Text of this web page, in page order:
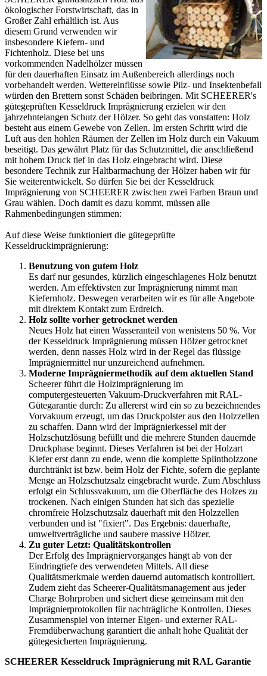
ökologischer Forstwirtschaft, das in
Großer Zahl erhältlich ist. Aus
diesem Grund verwenden wir
insbesondere Kiefern- und
Fichtenholz. Diese bei uns
vorkommenden Nadelhölzer müssen
für den dauerhaften Einsatz im Außenbereich allerdings noch
vorbehandelt werden. Wettereinflüsse sowie Pilz- und Insektenbefall
würden den Brettern sonst Schäden beibringen. Mit SCHEERER's
gütegeprüften Kesseldruck Imprägnierung erzielen wir den
jahrzehntelangen Schutz der Hölzer. So geht das vonstatten: Holz
besteht aus einem Gewebe von Zellen. Im ersten Schritt wird die
Luft aus den hohlen Räumen der Zellen im Holz durch ein Vakuum
beseitigt. Das gewährt Platz für das Schutzmittel, die anschließend
mit hohem Druck tief in das Holz eingebracht wird. Diese
besondere Technik zur Haltbarmachung der Hölzer haben wir für
Sie weiterentwickelt. So dürfen Sie bei der Kesseldruck
Imprägnierung von SCHEERER zwischen zwei Farben Braun und
Grau wählen. Doch damit es dazu kommt, müssen alle
Rahmenbedingungen stimmen:
Auf diese Weise funktioniert die gütegeprüfte
Kesseldruckimprägnierung:
Benutzung von gutem Holz
Es darf nur gesundes, kürzlich eingeschlagenes Holz benutzt
werden. Am effektivsten zur Imprägnierung nimmt man
Kiefernholz. Deswegen verarbeiten wir es für alle Angebote
mit direktem Kontakt zum Erdreich.
Holz sollte vorher getrocknet werden
Neues Holz hat einen Wasseranteil von wenistens 50 %. Vor
der Kesseldruck Imprägnierung müssen Hölzer getrocknet
werden, denn nasses Holz wird in der Regel das flüssige
Imprägniermittel nur unzureichend aufnehmen.
Moderne Imprägniermethodik auf dem aktuellen Stand
Scheerer führt die Holzimprägnierung im
computergesteuerten Vakuum-Druckverfahren mit RAL-
Gütegarantie durch: Zu allererst wird ein so zu bezeichnendes
Vorvakuum erzeugt, um das Druckpolster aus den Holzzellen
zu schaffen. Dann wird der Imprägnierkessel mit der
Holzschutzlösung befüllt und die mehrere Stunden dauernde
Druckphase beginnt. Dieses Verfahren ist bei der Holzart
Kiefer erst dann zu ende, wenn die komplette Splintholzzone
durchtränkt ist bzw. beim Holz der Fichte, sofern die geplante
Menge an Holzschutzsalz eingebracht wurde. Zum Abschluss
erfolgt ein Schlussvakuum, um die Oberfläche des Holzes zu
trockenen. Nach einigen Stunden hat sich das spezielle
chromfreie Holzschutzsalz dauerhaft mit den Holzzellen
verbunden und ist "fixiert". Das Ergebnis: dauerhafte,
umweltverträgliche und saubere massive Hölzer.
Zu guter Letzt: Qualitätskontrollen
Der Erfolg des Imprägniervorganges hängt ab von der
Eindringtiefe des verwendeten Mittels. All diese
Qualitätsmerkmale werden dauernd automatisch kontrolliert.
Zudem zieht das Scheerer-Qualitätsmanagement aus jeder
Charge Bohrproben und sichert diese gemeinsam mit den
Imprägnierprotokollen für nachträgliche Kontrollen. Dieses
Zusammenspiel von interner Eigen- und externer RAL-
Fremdüberwachung garantiert die anhalt hohe Qualität der
gütegesicherten Imprägnierung.
SCHEERER Kesseldruck Imprägnierung mit RAL Garantie